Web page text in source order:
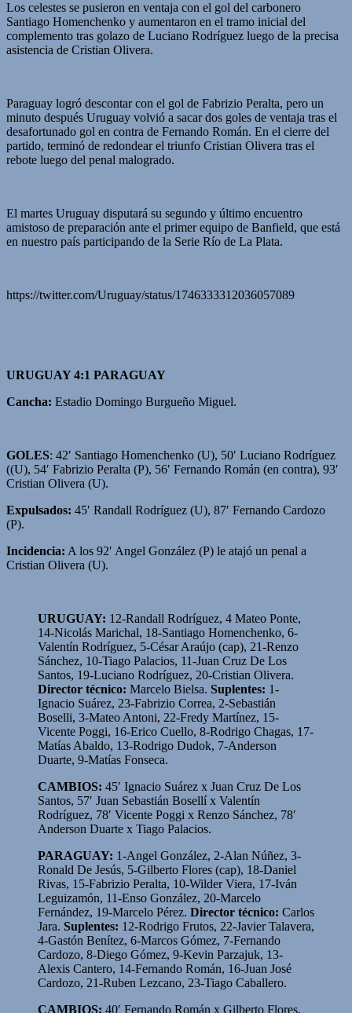
Los celestes se pusieron en ventaja con el gol del carbonero
Santiago Homenchenko y aumentaron en el tramo inicial del
complemento tras golazo de Luciano Rodríguez luego de la precisa
asistencia de Cristian Olivera.
Paraguay logró descontar con el gol de Fabrizio Peralta, pero un
minuto después Uruguay volvió a sacar dos goles de ventaja tras el
desafortunado gol en contra de Fernando Román. En el cierre del
partido, terminó de redondear el triunfo Cristian Olivera tras el
rebote luego del penal malogrado.
El martes Uruguay disputará su segundo y último encuentro
amistoso de preparación ante el primer equipo de Banfield, que está
en nuestro país participando de la Serie Río de La Plata.
https://twitter.com/Uruguay/status/1746333312036057089
URUGUAY 4:1 PARAGUAY
Cancha: Estadio Domingo Burgueño Miguel.
GOLES: 42′ Santiago Homenchenko (U), 50′ Luciano Rodríguez
((U), 54′ Fabrizio Peralta (P), 56′ Fernando Román (en contra), 93′
Cristian Olivera (U).
Expulsados: 45′ Randall Rodríguez (U), 87′ Fernando Cardozo
(P).
Incidencia: A los 92′ Angel González (P) le atajó un penal a
Cristian Olivera (U).
URUGUAY: 12-Randall Rodríguez, 4 Mateo Ponte,
14-Nicolás Marichal, 18-Santiago Homenchenko, 6-
Valentín Rodríguez, 5-César Araújo (cap), 21-Renzo
Sánchez, 10-Tiago Palacios, 11-Juan Cruz De Los
Santos, 19-Luciano Rodríguez, 20-Cristian Olivera.
Director técnico: Marcelo Bielsa. Suplentes: 1-
Ignacio Suárez, 23-Fabrizio Correa, 2-Sebastián
Boselli, 3-Mateo Antoni, 22-Fredy Martínez, 15-
Vicente Poggi, 16-Erico Cuello, 8-Rodrigo Chagas, 17-
Matías Abaldo, 13-Rodrigo Dudok, 7-Anderson
Duarte, 9-Matías Fonseca.
CAMBIOS: 45′ Ignacio Suárez x Juan Cruz De Los
Santos, 57′ Juan Sebastián Bosellí x Valentín
Rodríguez, 78′ Vicente Poggi x Renzo Sánchez, 78′
Anderson Duarte x Tiago Palacios.
PARAGUAY: 1-Angel González, 2-Alan Núñez, 3-
Ronald De Jesús, 5-Gilberto Flores (cap), 18-Daniel
Rivas, 15-Fabrizio Peralta, 10-Wilder Viera, 17-Iván
Leguizamón, 11-Enso González, 20-Marcelo
Fernández, 19-Marcelo Pérez. Director técnico: Carlos
Jara. Suplentes: 12-Rodrigo Frutos, 22-Javier Talavera,
4-Gastón Benítez, 6-Marcos Gómez, 7-Fernando
Cardozo, 8-Diego Gómez, 9-Kevin Parzajuk, 13-
Alexis Cantero, 14-Fernando Román, 16-Juan José
Cardozo, 21-Ruben Lezcano, 23-Tiago Caballero.
CAMBIOS: 40′ Fernando Román x Gilberto Flores,